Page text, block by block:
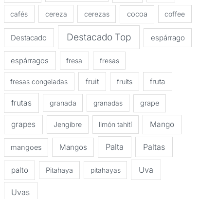
cafés cereza cerezas cocoa coffee
Destacado Destacado Top espárrago
espárragos fresa fresas
fresas congeladas fruit fruits fruta
frutas granada granadas grape
grapes Jengibre limón tahití Mango
mangoes Mangos Palta Paltas
palto Pitahaya pitahayas Uva
Uvas